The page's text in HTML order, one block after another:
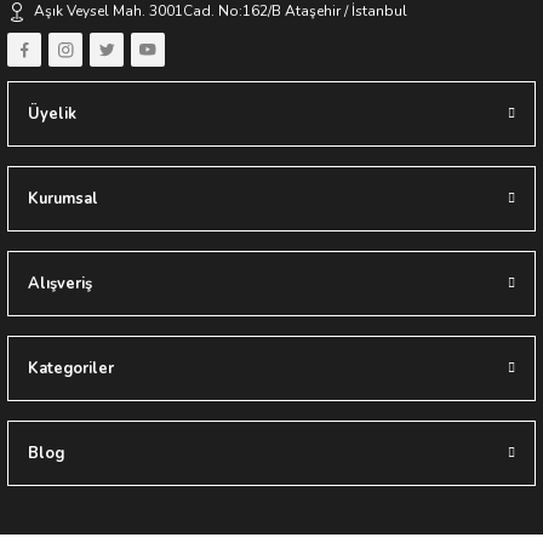
Yapıes Banyo / Erkan Ocak
Aşık Veysel Mah. 3001Cad. No:162/B Ataşehir / İstanbul
Üyelik
Kurumsal
Alışveriş
Kategoriler
Blog